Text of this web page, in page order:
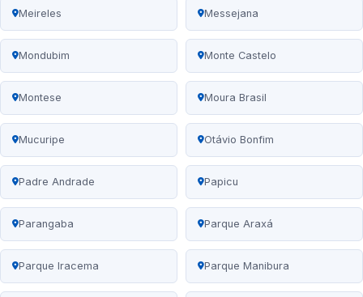
Meireles Messejana
Mondubim Monte Castelo
Montese Moura Brasil
Mucuripe Otávio Bonfim
Padre Andrade Papicu
Parangaba Parque Araxá
Parque Iracema Parque Manibura